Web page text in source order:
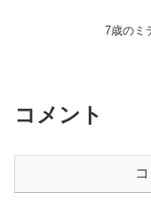
7歳のミ
コメント